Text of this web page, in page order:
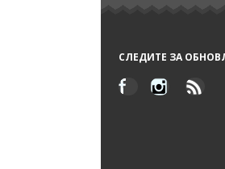
СЛЕДИТЕ ЗА